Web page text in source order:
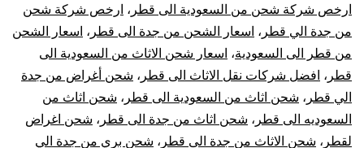
الي
قطر
|
نقل
ارخص شركة شحن من السعودية الى قطر ، ارخص شركة شحن
من جدة الي قطر ، اسعار الشحن من جدة الى قطر ، اسعار الشحن
من قطر الى السعودية، اسعار شحن الاثاث من السعودية الى
قطر ، افضل شركات نقل الاثاث الى قطر ، شحن أغراض من جدة
الي قطر ، شحن اثاث من السعودية الى قطر ، شحن اثاث من
السعوديه الى قطر ، شحن اثاث من جدة الى قطر ، شحن اغراض
لقطر ، شحن الاثاث من جدة الى قطر ، شحن بري من جدة الي